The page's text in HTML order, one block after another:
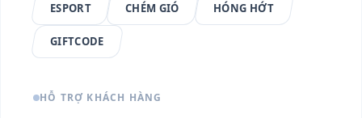
ESPORT CHÉM GIÓ HÓNG HỚT
GIFTCODE
HỖ TRỢ KHÁCH HÀNG